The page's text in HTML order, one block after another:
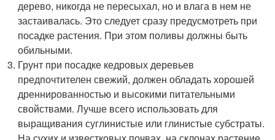
дерево, никогда не пересыхал, но и влага в нем не
застаивалась. Это следует сразу предусмотреть при
посадке растения. При этом поливы должны быть
обильными.
Грунт при посадке кедровых деревьев
предпочтителен свежий, должен обладать хорошей
дреннированностью и высокими питательными
свойствами. Лучше всего использовать для
выращивания суглинистые или глинистые субстраты.